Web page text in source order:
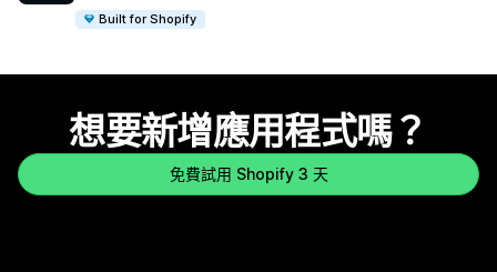
Built for Shopify
想要新增應用程式嗎？
免費試用 Shopify 3 天